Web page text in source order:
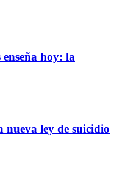
hoy: la
nueva ley de suicidio